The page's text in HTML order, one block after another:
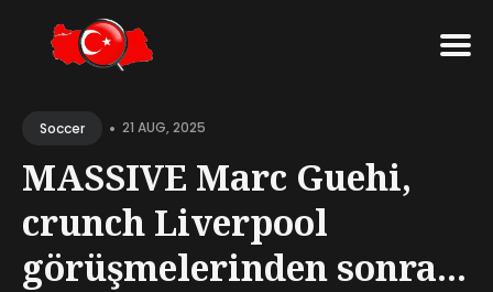
forSoccer • 21 AUG, 2025
MASSIVE Marc Guehi,
crunch Liverpool
görüşmelerinden sonra...